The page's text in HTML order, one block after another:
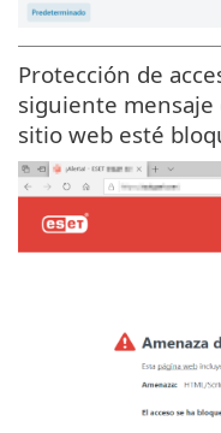
Protección de
siguiente mensaje
sitio web esté